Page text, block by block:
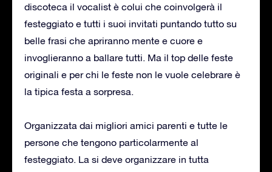
discoteca il vocalist è colui che coinvolgerà il
festeggiato e tutti i suoi invitati puntando tutto su
belle frasi che apriranno mente e cuore e
invoglieranno a ballare tutti. Ma il top delle feste
originali e per chi le feste non le vuole celebrare è
la tipica festa a sorpresa.
Organizzata dai migliori amici parenti e tutte le
persone che tengono particolarmente al
festeggiato. La si deve organizzare in tutta